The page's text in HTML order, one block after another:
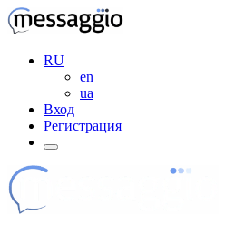
RU
en
ua
Вход
Регистрация